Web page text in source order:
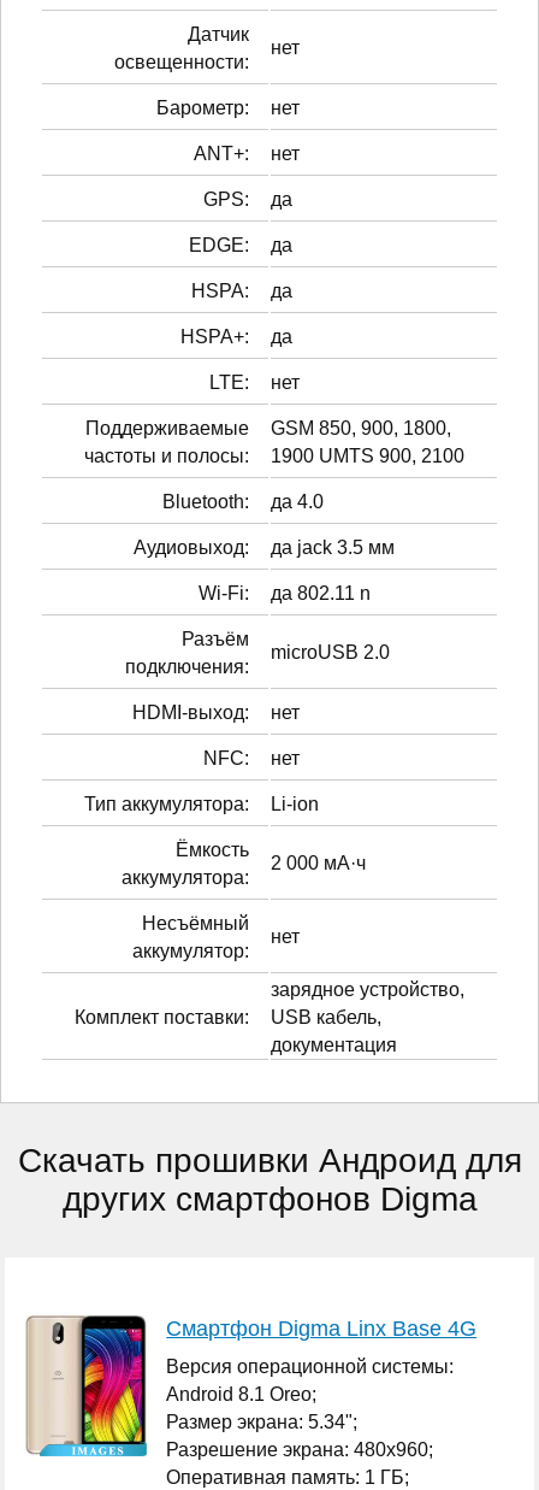
Датчик
освещенности:
нет
Барометр: нет
ANT+: нет
GPS: да
EDGE: да
HSPA: да
HSPA+: да
LTE: нет
Поддерживаемые
частоты и полосы:
GSM 850, 900, 1800,
1900 UMTS 900, 2100
Bluetooth: да 4.0
Аудиовыход: да jack 3.5 мм
Wi-Fi: да 802.11 n
Разъём
подключения:
microUSB 2.0
HDMI-выход: нет
NFC: нет
Тип аккумулятора: Li-ion
Ёмкость
аккумулятора:
2 000 мА·ч
Несъёмный
аккумулятор:
нет
Комплект поставки:
зарядное устройство,
USB кабель,
документация
Скачать прошивки Андроид для
других смартфонов Digma
Смартфон Digma Linx Base 4G
Версия операционной системы:
Android 8.1 Oreo;
Размер экрана: 5.34";
Разрешение экрана: 480x960;
Оперативная память: 1 ГБ;